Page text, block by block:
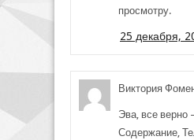
просмотру.
25 декабря,
Виктория
Эва, все
Содержание,